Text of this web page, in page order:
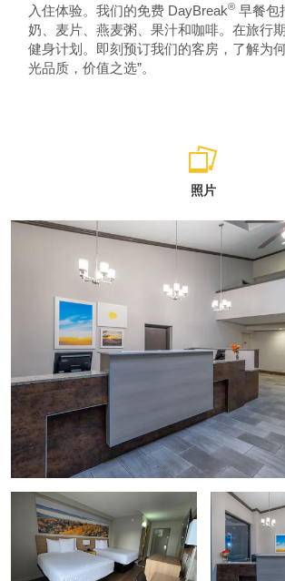
入住体验。我们的免费 DayBreak®早餐包
奶、麦片、燕麦粥、果汁和咖啡。在旅行
健身计划。即刻预订我们的客房，了解为
光品质，价值之选”。
照片